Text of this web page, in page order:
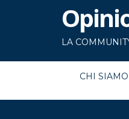
LA
CHI SIAMO